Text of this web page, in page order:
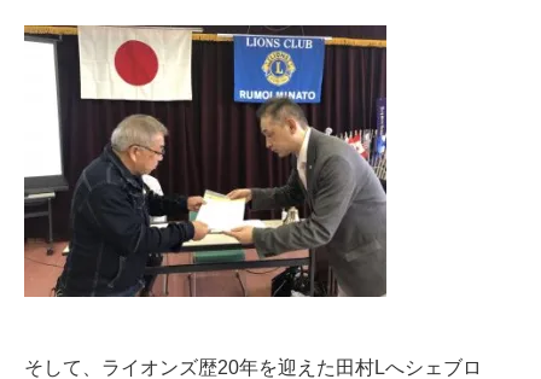
そして、ライオンズ歴20年を迎えた田村Lへシェブロ